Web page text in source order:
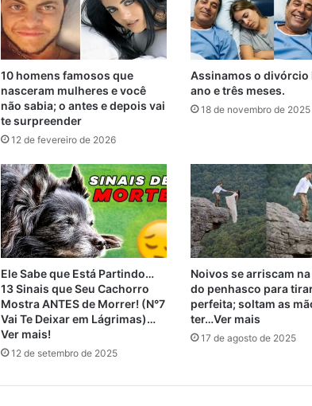
10 homens famosos que
nasceram mulheres e você
não sabia; o antes e depois vai
te surpreender
12 de fevereiro de 2026
Assinamos o divórcio
ano e três meses.
18 de novembro de 2025
Ele Sabe que Está Partindo…
13 Sinais que Seu Cachorro
Mostra ANTES de Morrer! (N°7
Vai Te Deixar em Lágrimas)…
Ver mais!
12 de setembro de 2025
Noivos se arriscam
do penhasco para
perfeita; soltam as
ter…Ver mais
17 de agosto de 2025